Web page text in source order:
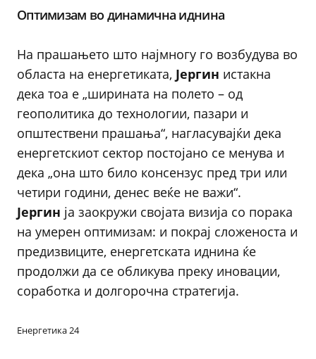
Оптимизам во динамична иднина
На прашањето што најмногу го возбудува во
областа на енергетиката, Јергин истакна
дека тоа е „ширината на полето – од
геополитика до технологии, пазари и
општествени прашања“, нагласувајќи дека
енергетскиот сектор постојано се менува и
дека „она што било консензус пред три или
четири години, денес веќе не важи“.
Јергин ја заокружи својата визија со порака
на умерен оптимизам: и покрај сложеноста и
предизвиците, енергетската иднина ќе
продолжи да се обликува преку иновации,
соработка и долгорочна стратегија.
Енергетика 24